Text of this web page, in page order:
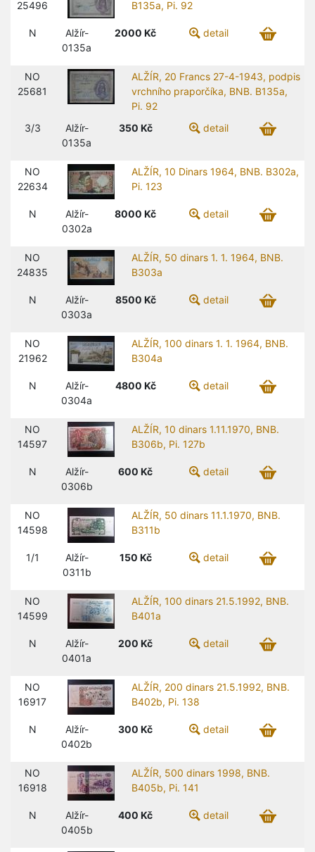
25496 B135a, Pi. 92
N
Alžír-
0135a
2000 Kč detail
NO
25681
ALŽÍR, 20 Francs 27-4-1943, podpis
vrchního praporčíka, BNB. B135a,
Pi. 92
3/3
Alžír-
0135a
350 Kč detail
NO
22634
ALŽÍR, 10 Dinars 1964, BNB. B302a,
Pi. 123
N
Alžír-
0302a
8000 Kč detail
NO
24835
ALŽÍR, 50 dinars 1. 1. 1964, BNB.
B303a
N
Alžír-
0303a
8500 Kč detail
NO
21962
ALŽÍR, 100 dinars 1. 1. 1964, BNB.
B304a
N
Alžír-
0304a
4800 Kč detail
NO
14597
ALŽÍR, 10 dinars 1.11.1970, BNB.
B306b, Pi. 127b
N
Alžír-
0306b
600 Kč detail
NO
14598
ALŽÍR, 50 dinars 11.1.1970, BNB.
B311b
1/1
Alžír-
0311b
150 Kč detail
NO
14599
ALŽÍR, 100 dinars 21.5.1992, BNB.
B401a
N
Alžír-
0401a
200 Kč detail
NO
16917
ALŽÍR, 200 dinars 21.5.1992, BNB.
B402b, Pi. 138
N
Alžír-
0402b
300 Kč detail
NO
16918
ALŽÍR, 500 dinars 1998, BNB.
B405b, Pi. 141
N
Alžír-
0405b
400 Kč detail